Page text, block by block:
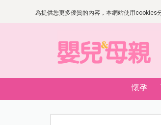
為提供您更多優質的內容，本網站使用cookies
懷孕